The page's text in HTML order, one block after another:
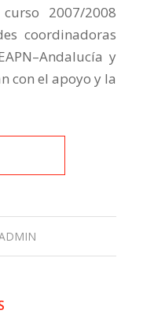
2007/2008
coordinadoras
y
con el apoyo y la